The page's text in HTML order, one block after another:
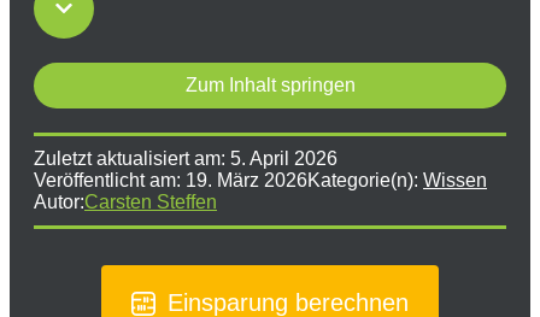
Zum Inhalt springen
Zuletzt aktualisiert am: 5. April 2026
Veröffentlicht am: 19. März 2026Kategorie(n): Wissen
Autor:Carsten Steffen
Einsparung berechnen